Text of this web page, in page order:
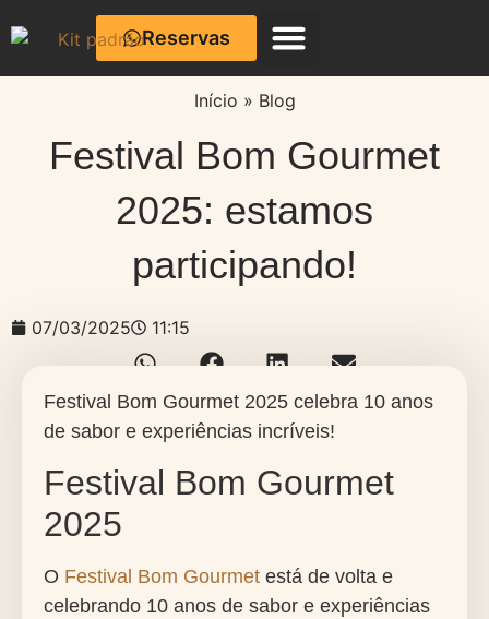
Reservas
Início » Blog
Festival Bom Gourmet
2025: estamos
participando!
07/03/2025 11:15
Festival Bom Gourmet 2025 celebra 10 anos
de sabor e experiências incríveis!
Festival Bom Gourmet
2025
O Festival Bom Gourmet está de volta e
celebrando 10 anos de sabor e experiências